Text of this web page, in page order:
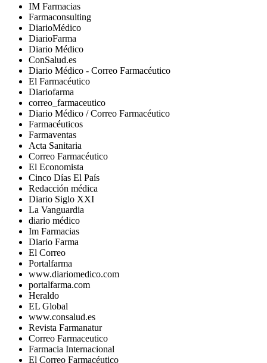
IM Farmacias
Farmaconsulting
DiarioMédico
DiarioFarma
Diario Médico
ConSalud.es
Diario Médico - Correo Farmacéutico
El Farmacéutico
Diariofarma
correo_farmaceutico
Diario Médico / Correo Farmacéutico
Farmacéuticos
Farmaventas
Acta Sanitaria
Correo Farmacéutico
El Economista
Cinco Días El País
Redacción médica
Diario Siglo XXI
La Vanguardia
diario médico
Im Farmacias
Diario Farma
El Correo
Portalfarma
www.diariomedico.com
portalfarma.com
Heraldo
EL Global
www.consalud.es
Revista Farmanatur
Correo Farmaceutico
Farmacia Internacional
El Correo Farmacéutico